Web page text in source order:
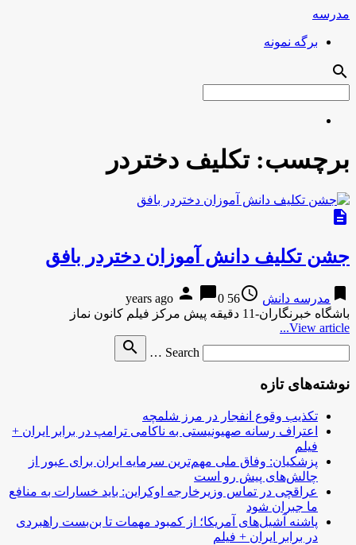
مدرسه
برگه نمونه
search
برچسب:تکلیف دختردر
description
جشن تکلیف دانش آموزان دختردر بافق
bookmark مدرسه دانش access_time
56 years ago
person chat_bubble0
باشگاه خبرنگاران-11 دقیقه پیش مرکز فیلم کانون نماز
View article...
Search …
search
نوشته‌های تازه
تکذیب وقوع انفجار در مرز شلمچه
اعتراف رسانه صهیونیستی به ناکامی ترامپ در برابر ایران +
فیلم
پزشکیان: وفاق ملی مهم‌ترین سرمایه ایران برای عبور از
چالش‌های پیش رو است
عراقچی در تماس وزیرخارجه اوکراین: باید خسارات به منافع
ما جبران شود
پاشنه آشیل‌های آمریکا؛ از کمبود مهمات تا بن‌بست راهبردی
در برابر ایران + فیلم